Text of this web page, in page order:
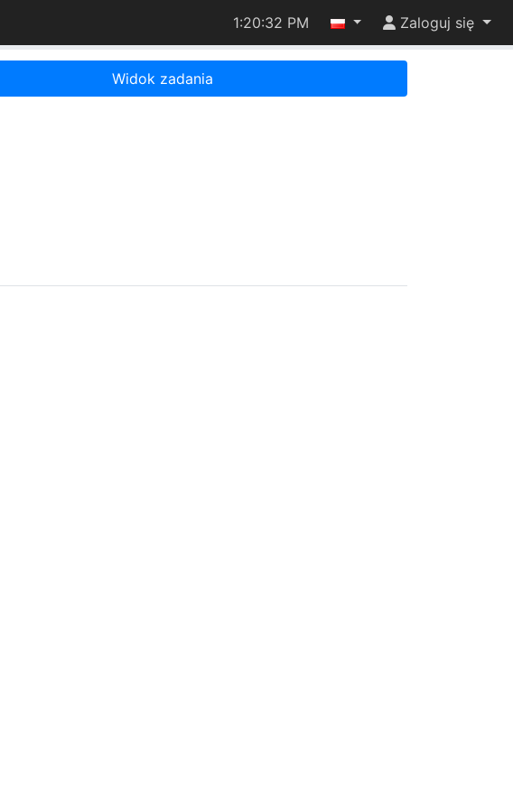
1:20:32 PM Zaloguj się
Widok zadania